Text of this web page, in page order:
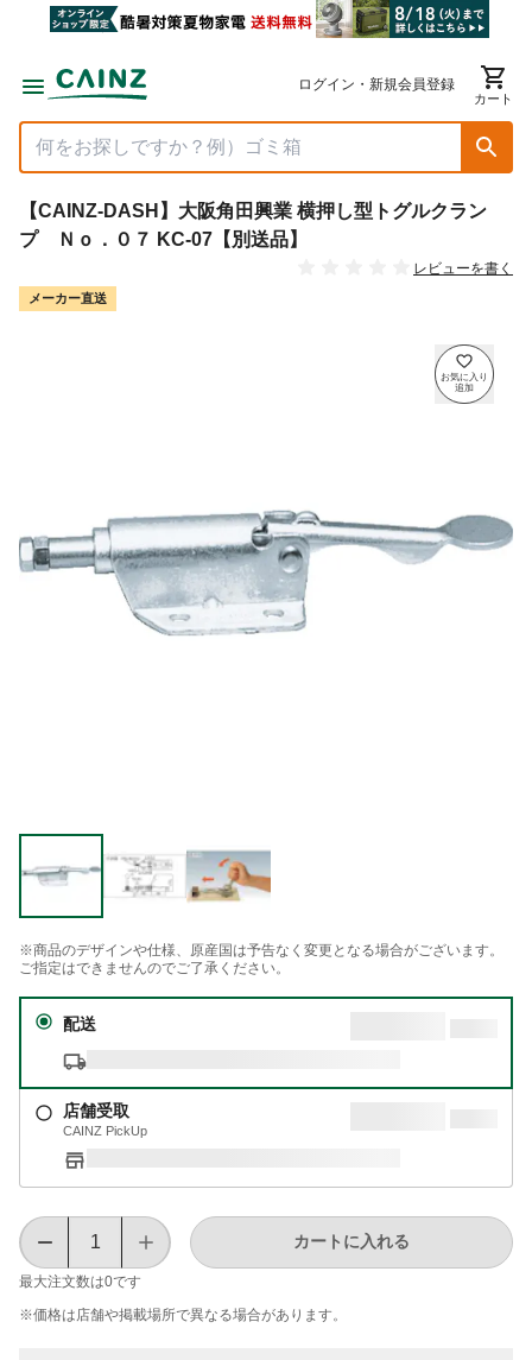
ログイン・新規会員登録
カート
【CAINZ-DASH】大阪角田興業 横押し型トグルクラン
プ Ｎｏ．０７ KC-07【別送品】
レビューを書く
メーカー直送
※商品のデザインや仕様、原産国は予告なく変更となる場合がございます。
ご指定はできませんのでご了承ください。
配送
店舗受取
CAINZ PickUp
最大注文数は0です
カートに入れる
※価格は​店舗や​掲載場所で​異なる​場合が​あります。